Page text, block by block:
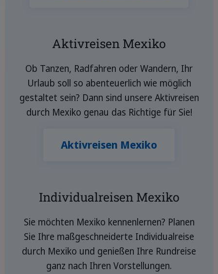
Aktivreisen Mexiko
Ob Tanzen, Radfahren oder Wandern, Ihr
Urlaub soll so abenteuerlich wie möglich
gestaltet sein? Dann sind unsere Aktivreisen
durch Mexiko genau das Richtige für Sie!
Aktivreisen Mexiko
Individualreisen Mexiko
Sie möchten Mexiko kennenlernen? Planen
Sie Ihre maßgeschneiderte Individualreise
durch Mexiko und genießen Ihre Rundreise
ganz nach Ihren Vorstellungen.